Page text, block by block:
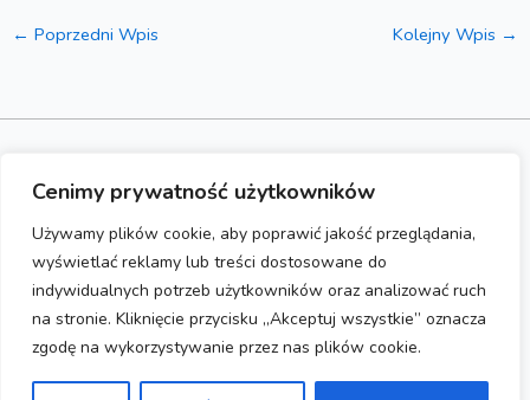
Cenimy prywatność użytkowników
Używamy plików cookie, aby poprawić jakość przeglądania,
wyświetlać reklamy lub treści dostosowane do
indywidualnych potrzeb użytkowników oraz analizować ruch
na stronie. Kliknięcie przycisku „Akceptuj wszystkie” oznacza
zgodę na wykorzystywanie przez nas plików cookie.
← Poprzedni Wpis Kolejny Wpis →
Strona wykonana przez HashMagnet Polityka prywatności